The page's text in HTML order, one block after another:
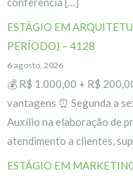
ESTÁGIO EM
PERÍODO) – 4128
6 agosto, 2026
💰 R$ 1.000,00 + R$
vantagens ⏰ Segunda a
Auxílio na elaboração de
atendimento a clientes,
ESTÁGIO EM